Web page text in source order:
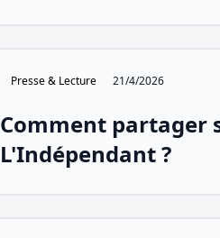
Presse & Lecture 21/4/2026
Comment partager
L'Indépendant ?